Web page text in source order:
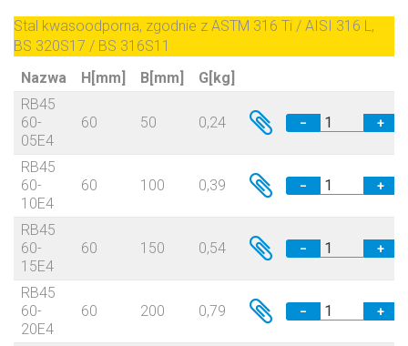
Stal kwasoodporna, zgodnie z ASTM 316 Ti / AISI 316 L,
BS 320S17 / BS 316S11
Nazwa
H[mm] B[mm]
G[kg]
RB45
60-
05E4
60 50 0,24 − +
RB45
60-
10E4
60 100 0,39 − +
RB45
60-
15E4
60 150 0,54 − +
RB45
60-
20E4
60 200 0,79 − +